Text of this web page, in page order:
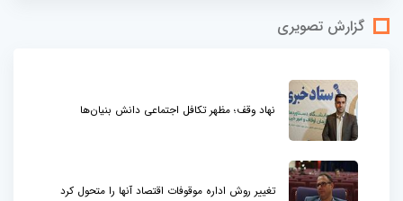
گزارش تصویری
نهاد وقف؛ مظهر تکافل اجتماعی دانش بنیان‌ها
تغییر روش اداره موقوفات اقتصاد آنها را متحول کرد